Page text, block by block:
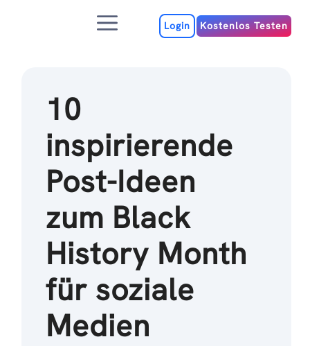
MenuLogin Kostenlos Testen
10
inspirierende
Post-Ideen
zum Black
History Month
für soziale
Medien